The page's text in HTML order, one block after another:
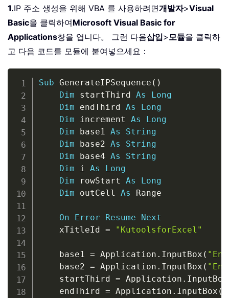
1.IP 주소 생성을 위해 VBA 를 사용하려면개발자>Visual
Basic을 클릭하여Microsoft Visual Basic for
Applications창을 엽니다。 그런 다음삽입>모듈을 클릭하
고 다음 코드를 모듈에 붙여넣으세요：
Sub GenerateIPSequence ( )
Dim startThird As
Long
Dim endThird As
Long
Dim increment As
Long
Dim base1 As
String
Dim base2 As
String
Dim base4 As
String
Dim i As
Long
Dim rowStart As
Long
Dim outCell As Range
On Error Resume
Next
    xTitleId
= "KutoolsforExcel"
    base1
= Application . InputBox (
    base2
= Application . InputBox (
    startThird
= Application . InputBox
    endThird
= Application . InputBox (